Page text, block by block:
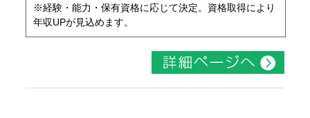
※経験・能力・保有資格に応じて決定。資格取得により
年収UPが見込めます。